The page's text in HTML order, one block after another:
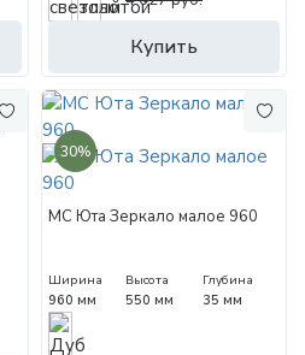
Купить
30%
МС Юта Зеркало малое 960
Ширина
960 мм
Высота
550 мм
Глубина
35 мм